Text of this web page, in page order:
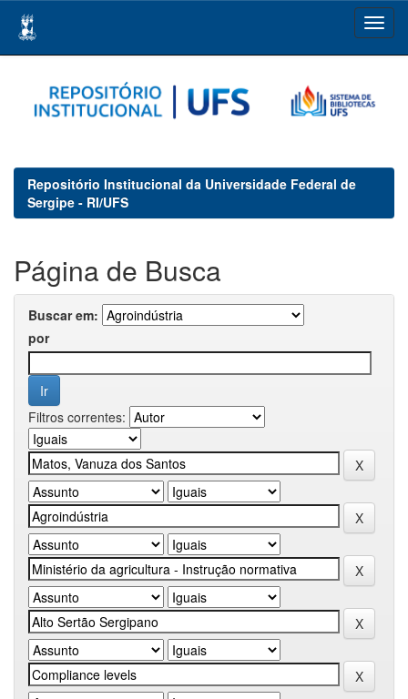
navigation
Repositório Institucional da Universidade Federal de
Sergipe - RI/UFS
Página de Busca
Buscar em:
por
Filtros correntes: